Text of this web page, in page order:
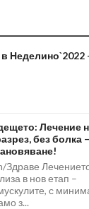
Неделино`2022
Лечение
без болка –
Здраве
в нов етап –
с
з...